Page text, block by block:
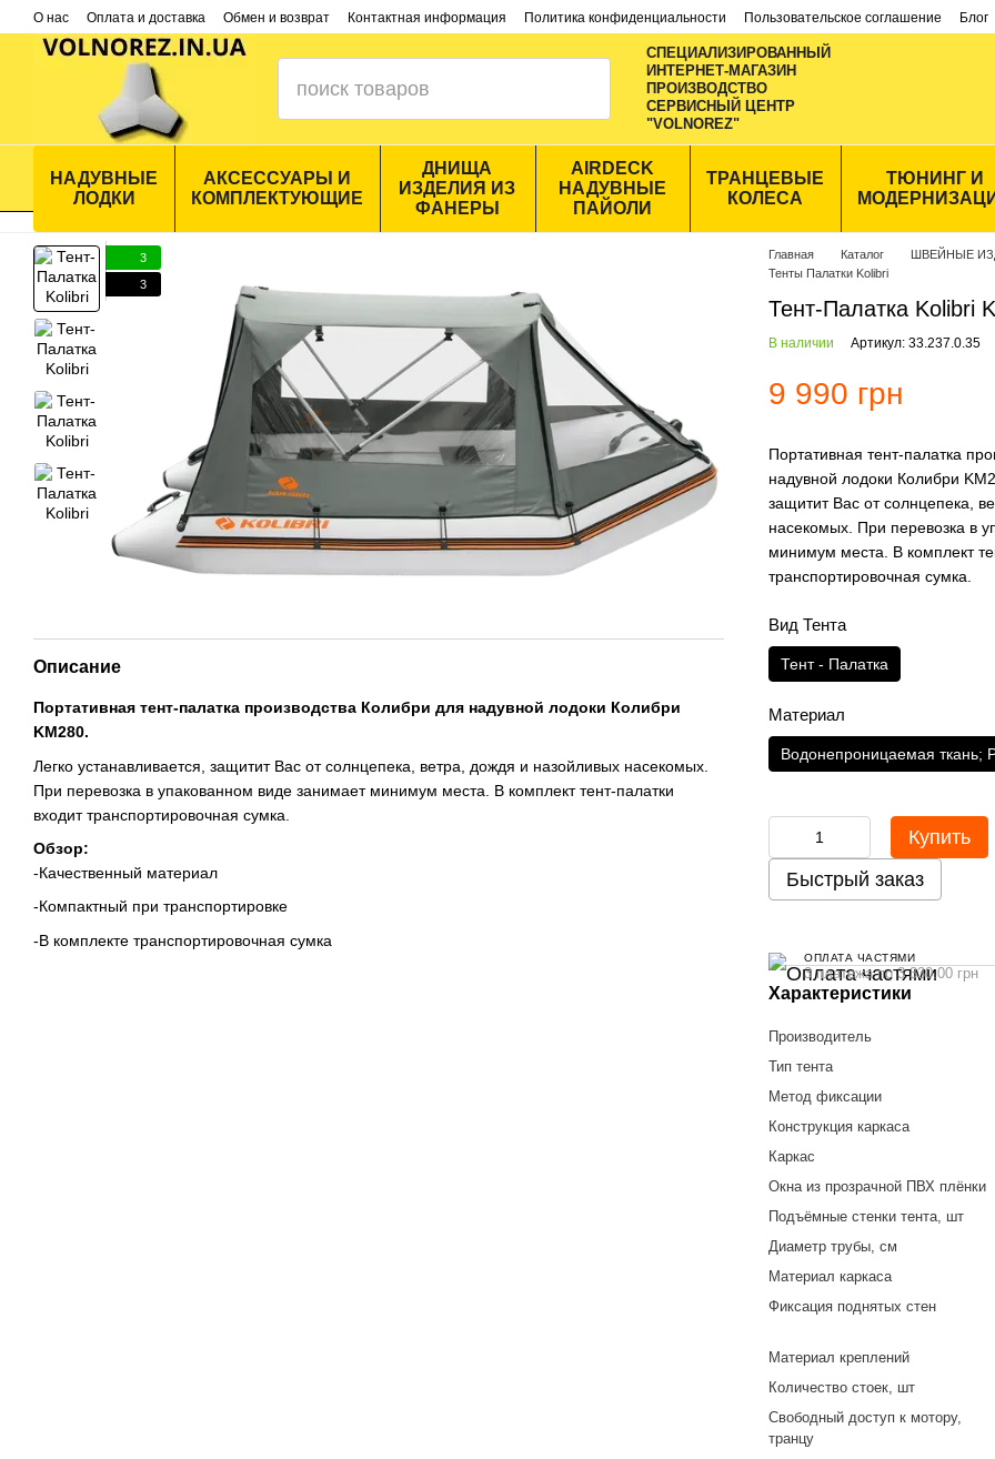
Перейти к основному контенту
О нас Оплата и доставка Обмен и возврат Контактная информация Политика конфиденциальности Пользовательское соглашение Блог
СПЕЦИАЛИЗИРОВАННЫЙ
ИНТЕРНЕТ-МАГАЗИН
ПРОИЗВОДСТВО
CЕРВИСНЫЙ ЦЕНТР
"VOLNOREZ"
НАДУВНЫЕ
ЛОДКИ
АКСЕССУАРЫ И
КОМПЛЕКТУЮЩИЕ
ДНИЩА
ИЗДЕЛИЯ ИЗ
ФАНЕРЫ
AIRDECK
НАДУВНЫЕ
ПАЙОЛИ
ТРАНЦЕВЫЕ
КОЛЕСА
ТЮНИНГ И
3
3
Описание
Портативная тент-палатка производства Колибри для надувной лодоки Колибри
KM280.
Легко устанавливается, защитит Вас от солнцепека, ветра, дождя и назойливых насекомых.
При перевозка в упакованном виде занимает минимум места. В комплект тент-палатки
входит транспортировочная сумка.
Обзор:
-Качественный материал
-Компактный при транспортировке
-В комплекте транспортировочная сумка
Главная Каталог ШВЕЙНЫЕ
Тенты Палатки Kolibri
Тент-Палатка Kolibri
В наличии Артикул: 33.237.0.35
9 990 грн
Портативная тент-палатка
надувной лодоки Колибри
защитит Вас от солнцепека,
насекомых. При перевозка в
минимум места. В комплект
транспортировочная сумка.
Вид Тента
Тент - Палатка
Материал
Водонепроницаемая ткань;
Купить
Быстрый заказ
ОПЛАТА ЧАСТЯМИ
3 платежа по 3 330.00 грн
Характеристики
Производитель
Тип тента
Метод фиксации
Конструкция каркаса
Каркас
Окна из прозрачной ПВХ плёнки
Подъёмные стенки тента, шт
Диаметр трубы, см
Материал каркаса
Фиксация поднятых стен
Материал креплений
Количество стоек, шт
Свободный доступ к мотору,
транцу